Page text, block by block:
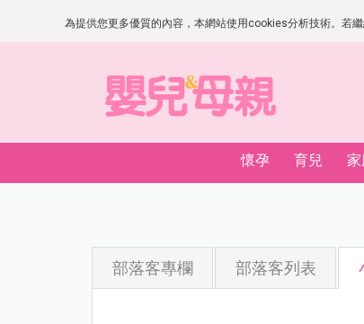
為提供您更多優質的內容，本網站使用cookies分析技術。若
懷孕 育兒
部落客專欄 部落客列表